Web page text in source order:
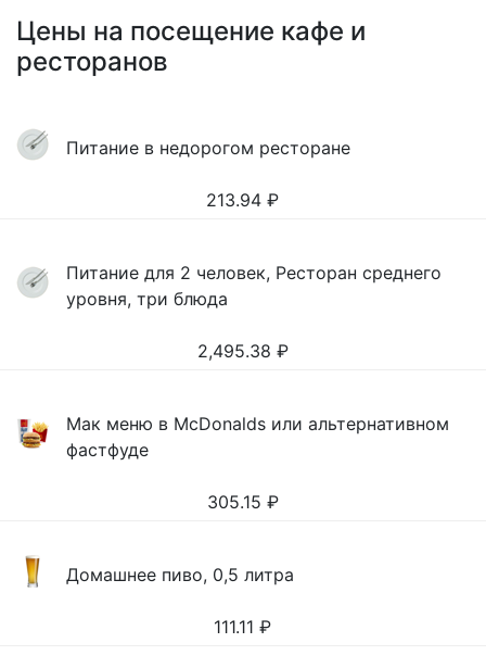
Цены на посещение кафе и
ресторанов
Питание в недорогом ресторане
213.94 ₽
Питание для 2 человек, Ресторан среднего
уровня, три блюда
2,495.38 ₽
Мак меню в McDonalds или альтернативном
фастфуде
305.15 ₽
Домашнее пиво, 0,5 литра
111.11 ₽